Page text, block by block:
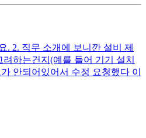
2. 직무 소개에 보니깐 설비 제
하는건지(예를 들어 기기 설치
안되어있어서 수정 요청했다 이